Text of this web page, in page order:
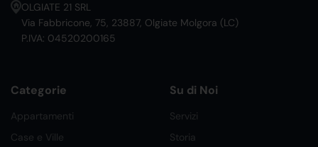
OLGIATE 21 SRL
Via Fabbricone, 75, 23887, Olgiate Molgora (LC)
P.IVA: 04520200165
Categorie
Appartamenti
Case e Ville
Su di Noi
Servizi
Storia